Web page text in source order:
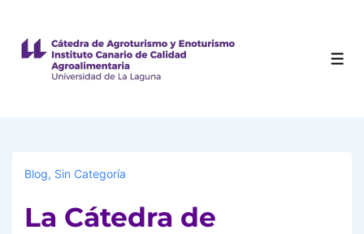
Blog, Sin Categoría
La Cátedra de